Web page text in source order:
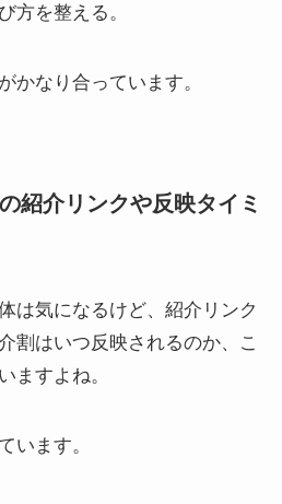
方を整える。
かなり合っています。
紹介リンクや反映タイミ
は気になるけど、紹介リンク
割はいつ反映されるのか、こ
ますよね。
います。